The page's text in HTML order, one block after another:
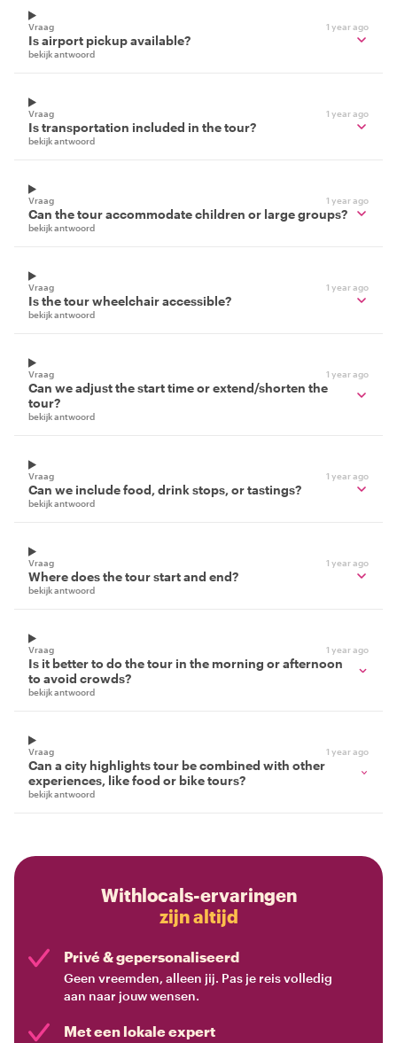
Vraag 1 year ago
Is airport pickup available?
bekijk antwoord
Vraag 1 year ago
Is transportation included in the tour?
bekijk antwoord
Vraag 1 year ago
Can the tour accommodate children or large groups?
bekijk antwoord
Vraag 1 year ago
Is the tour wheelchair accessible?
bekijk antwoord
Vraag 1 year ago
Can we adjust the start time or extend/shorten the
tour?
bekijk antwoord
Vraag 1 year ago
Can we include food, drink stops, or tastings?
bekijk antwoord
Vraag 1 year ago
Where does the tour start and end?
bekijk antwoord
Vraag 1 year ago
Is it better to do the tour in the morning or afternoon
to avoid crowds?
bekijk antwoord
Vraag 1 year ago
Can a city highlights tour be combined with other
experiences, like food or bike tours?
bekijk antwoord
Withlocals-ervaringen
zijn altijd
Privé & gepersonaliseerd
Geen vreemden, alleen jij. Pas je reis volledig
aan naar jouw wensen.
Met een lokale expert